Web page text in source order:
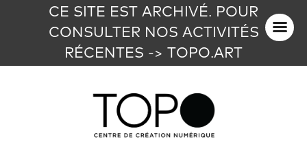
CE SITE EST ARCHIVÉ. POUR
CONSULTER NOS ACTIVITÉS
RÉCENTES -> TOPO.ART